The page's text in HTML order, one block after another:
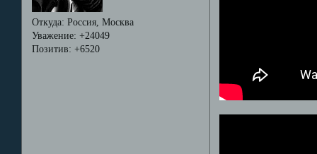
Откуда: Россия, Москва
Уважение: +24049
Позитив: +6520